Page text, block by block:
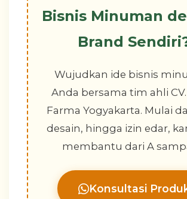
Bisnis Minuman
Brand
Wujudkan ide bisnis
Anda bersama tim ahli
Farma Yogyakarta. Mulai
desain, hingga izin edar,
membantu dari A
Konsultasi